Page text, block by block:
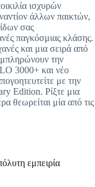
ισχυρών
άλλων παικτών,
σας
παγκόσμιας κλάσης.
και μια σειρά από
την
3000+ και νέο
με την
Edition. Ρίξτε μια
θεωρείται μία από τις
εμπειρία